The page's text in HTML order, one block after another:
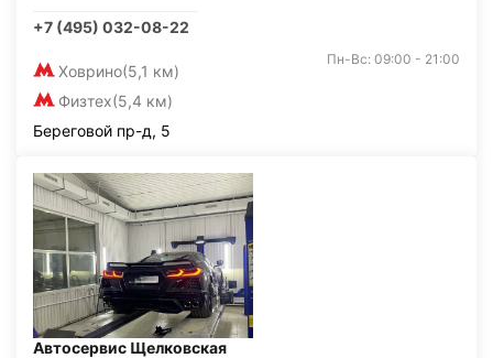
+7 (495) 032-08-22
Ховрино(5,1 км)
Физтех(5,4 км)
Пн-Вс: 09:00 - 21:00
Береговой пр-д, 5
Автосервис Щелковская